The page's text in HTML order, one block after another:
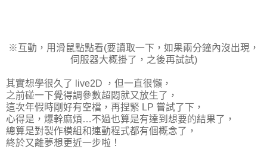
※互動，用滑鼠點點看(要讀取一下，如果兩分鐘內沒出現，
伺服器大概掛了，之後再試試)
其實想學很久了 live2D ，但一直很懶，
之前碰一下覺得調參數超悶就又放生了，
這次年假時剛好有空檔，再捏緊 LP 嘗試了下，
心得是，爆幹麻煩…不過也算是有達到想要的結果了，
總算是對製作模組和連動程式都有個概念了，
終於又離夢想更近一步啦！